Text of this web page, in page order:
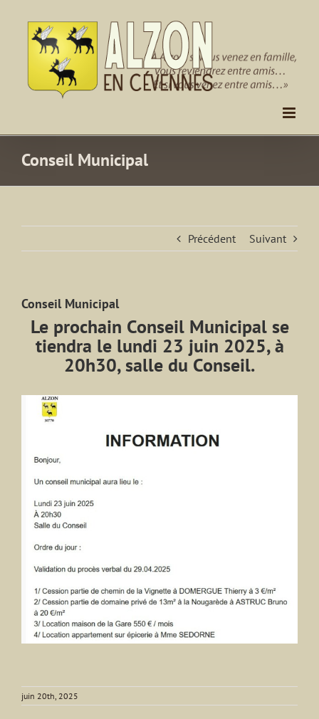
contenu
Conseil Municipal
Précédent Suivant
Conseil Municipal
Le prochain Conseil Municipal se
tiendra le lundi 23 juin 2025, à
20h30, salle du Conseil.
juin 20th, 2025